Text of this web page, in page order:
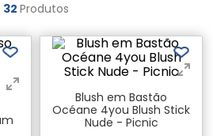
32 Produtos
Blush em Bastão
Océane 4you Blush Stick
Nude - Picnic